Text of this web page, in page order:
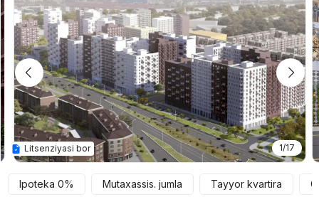
1/17
Litsenziyasi bor
Ipoteka 0% Mutaxassis. jumla Tayyor kvartira